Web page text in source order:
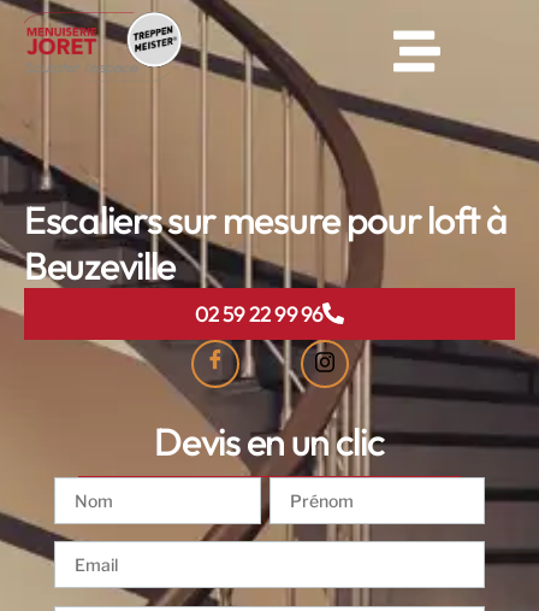
Escaliers sur mesure pour loft à
Beuzeville
02 59 22 99 96
Devis en un clic